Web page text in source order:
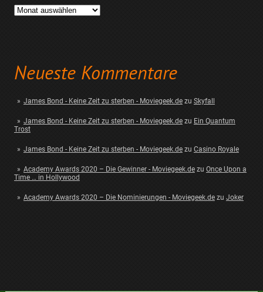
Archiv
Neueste Kommentare
James Bond - Keine Zeit zu sterben - Moviegeek.dezu Skyfall
James Bond - Keine Zeit zu sterben - Moviegeek.dezu Ein Quantum
Trost
James Bond - Keine Zeit zu sterben - Moviegeek.dezu Casino Royale
Academy Awards 2020 – Die Gewinner - Moviegeek.dezu Once Upon a
Time … in Hollywood
Academy Awards 2020 – Die Nominierungen - Moviegeek.dezu Joker